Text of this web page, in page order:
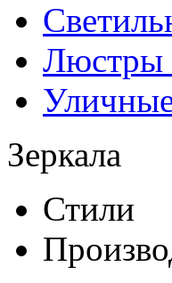
Люстры
Зеркала
Стили